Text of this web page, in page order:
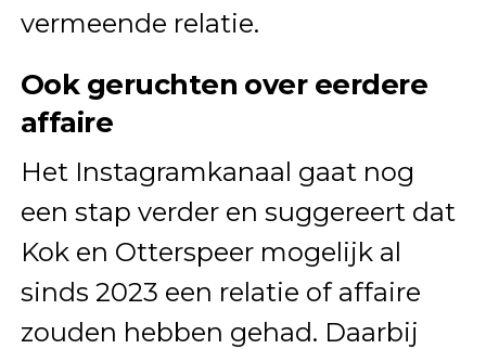
vermeende relatie.
Ook geruchten over eerdere
affaire
Het Instagramkanaal gaat nog
een stap verder en suggereert dat
Kok en Otterspeer mogelijk al
sinds 2023 een relatie of affaire
zouden hebben gehad. Daarbij